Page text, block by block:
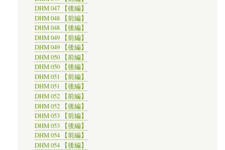
DHM 047 【後編】
DHM 048 【前編】
DHM 048 【後編】
DHM 049 【前編】
DHM 049 【後編】
DHM 050 【前編】
DHM 050 【後編】
DHM 051 【前編】
DHM 051 【後編】
DHM 052 【前編】
DHM 052 【後編】
DHM 053 【前編】
DHM 053 【後編】
DHM 054 【前編】
DHM 054 【後編】